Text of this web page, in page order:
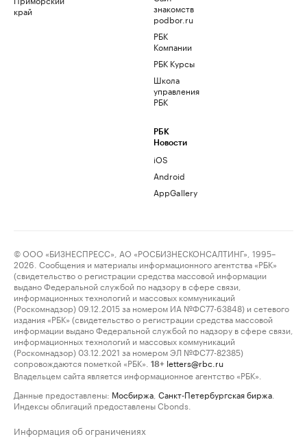
край
знакомств
podbor.ru
РБК
Компании
РБК Курсы
Школа
управления
РБК
РБК
Новости
iOS
Android
AppGallery
© ООО «БИЗНЕСПРЕСС», АО «РОСБИЗНЕСКОНСАЛТИНГ», 1995–
2026. Сообщения и материалы информационного агентства «РБК»
(свидетельство о регистрации средства массовой информации
выдано Федеральной службой по надзору в сфере связи,
информационных технологий и массовых коммуникаций
(Роскомнадзор) 09.12.2015 за номером ИА №ФС77-63848) и сетевого
издания «РБК» (свидетельство о регистрации средства массовой
информации выдано Федеральной службой по надзору в сфере связи,
информационных технологий и массовых коммуникаций
(Роскомнадзор) 03.12.2021 за номером ЭЛ №ФС77-82385)
сопровождаются пометкой «РБК».
18+ letters@rbc.ru
Владельцем сайта является информационное агентство «РБК».
Данные предоставлены: Мосбиржа Санкт-Петербургская биржа
Индексы облигаций предоставлены Cbonds.
Информация об ограничениях